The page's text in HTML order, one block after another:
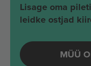
Lisage oma
leidke ostjad
MÜÜ